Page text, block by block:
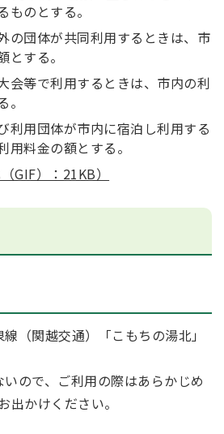
ものとする。
の団体が共同利用するときは、市
とする。
会等で利用するときは、市内の利
利用団体が市内に宿泊し利用する
用料金の額とする。
GIF）：21KB）
（関越交通）「こもちの湯北」
ので、ご利用の際はあらかじめ
出かけください。